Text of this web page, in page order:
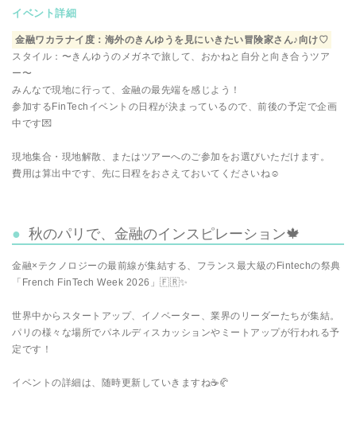
イベント詳細
金融ワカラナイ度：海外のきんゆうを見にいきたい冒険家さん♪向け♡
スタイル：〜きんゆうのメガネで旅して、おかねと自分と向き合うツア
ー〜
みんなで現地に行って、金融の最先端を感じよう！
参加するFinTechイベントの日程が決まっているので、前後の予定で企画
中です💌
現地集合・現地解散、またはツアーへのご参加をお選びいただけます。
費用は算出中です、先に日程をおさえておいてくださいね☺️
秋のパリで、金融のインスピレーション🍁
金融×テクノロジーの最前線が集結する、フランス最大級のFintechの祭典
「French FinTech Week 2026」🇫🇷✨
世界中からスタートアップ、イノベーター、業界のリーダーたちが集結。
パリの様々な場所でパネルディスカッションやミートアップが行われる予
定です！
イベントの詳細は、随時更新していきますね☕️🥐